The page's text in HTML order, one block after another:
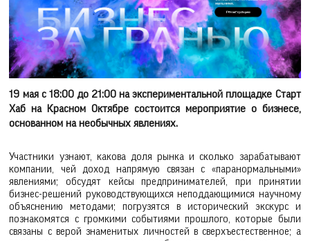
19 мая с 18:00 до 21:00 на экспериментальной площадке Старт
Хаб на Красном Октябре состоится мероприятие о бизнесе,
основанном на необычных явлениях.
Участники узнают, какова доля рынка и сколько зарабатывают
компании, чей доход напрямую связан с «паранормальными»
явлениями; обсудят кейсы предпринимателей, при принятии
бизнес-решений руководствующихся неподдающимися научному
объяснению методами; погрузятся в исторический экскурс и
познакомятся с громкими событиями прошлого, которые были
связаны с верой знаменитых личностей в сверхъестественное; а